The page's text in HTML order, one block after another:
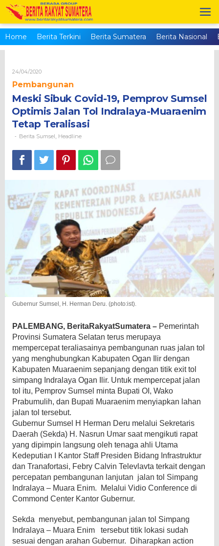
Skip
to
content
Home
Berita Terkini Berita Sumatera Berita Nasional
24/04/2020Oleh
Pembangunan
Meski Sibuk Covid-19, Pemprov Sumsel
Optimis Jalan Tol Indralaya-Muaraenim
Tetap Teralisasi
- Berita Sumsel Headline
Gubernur Sumsel, H. Herman Deru. (photo:ist).
PALEMBANG, BeritaRakyatSumatera – Pemerintah
Provinsi Sumatera Selatan terus merupaya
mempercepat teraliasainya pembangunan ruas jalan tol
yang menghubungkan Kabupaten Ogan Ilir dengan
Kabupaten Muaraenim sepanjang dengan titik exit tol
simpang Indralaya Ogan Ilir. Untuk mempercepat jalan
tol itu, Pemprov Sumsel minta Bupati OI, Wako
Prabumulih, dan Bupati Muaraenim menyiapkan lahan
jalan tol tersebut.
Gubernur Sumsel H Herman Deru melalui Sekretaris
Daerah (Sekda) H. Nasrun Umar saat mengikuti rapat
yang dipimpin langsung oleh tenaga ahli Utama
Kedeputian I Kantor Staff Presiden Bidang Infrastruktur
dan Tranafortasi, Febry Calvin Televlavta terkait dengan
percepatan pembangunan lanjutan jalan tol Simpang
Indralaya – Muara Enim. Melalui Vidio Conference di
Commond Center Kantor Gubernur.
Sekda menyebut, pembangunan jalan tol Simpang
Indralaya – Muara Enim tersebut titik lokasi sudah
sesuai dengan arahan Gubernur. Diharapkan action